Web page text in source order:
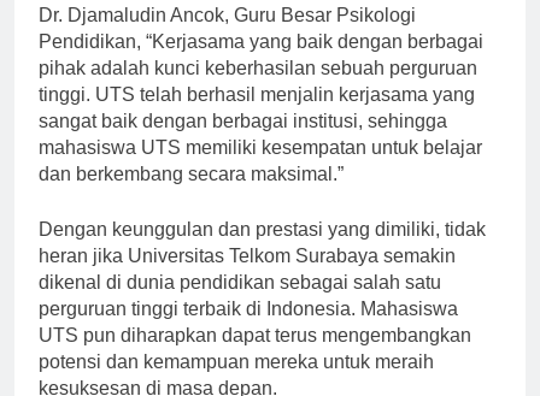
Dr. Djamaludin Ancok, Guru Besar Psikologi
Pendidikan, “Kerjasama yang baik dengan berbagai
pihak adalah kunci keberhasilan sebuah perguruan
tinggi. UTS telah berhasil menjalin kerjasama yang
sangat baik dengan berbagai institusi, sehingga
mahasiswa UTS memiliki kesempatan untuk belajar
dan berkembang secara maksimal.”
Dengan keunggulan dan prestasi yang dimiliki, tidak
heran jika Universitas Telkom Surabaya semakin
dikenal di dunia pendidikan sebagai salah satu
perguruan tinggi terbaik di Indonesia. Mahasiswa
UTS pun diharapkan dapat terus mengembangkan
potensi dan kemampuan mereka untuk meraih
kesuksesan di masa depan.